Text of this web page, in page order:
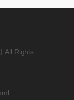
All Rights